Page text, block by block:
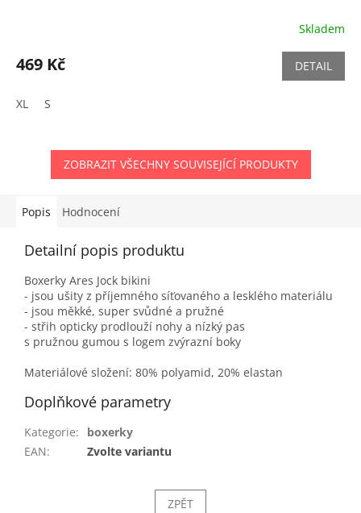
Skladem
469 Kč DETAIL
XL S
ZOBRAZIT VŠECHNY SOUVISEJÍCÍ PRODUKTY
Popis Hodnocení
Detailní popis produktu
Boxerky Ares Jock bikini
- jsou ušity z příjemného síťovaného a lesklého materiálu
- jsou měkké, super svůdné a pružné
- střih opticky prodlouží nohy a nízký pas
s pružnou gumou s logem zvýrazní boky
Materiálové složení: 80% polyamid, 20% elastan
Doplňkové parametry
Kategorie:
boxerky
EAN: Zvolte variantu
ZPĚT